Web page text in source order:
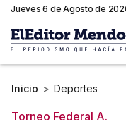
Jueves 6 de Agosto de
Inicio > Deportes
Torneo Federal A.